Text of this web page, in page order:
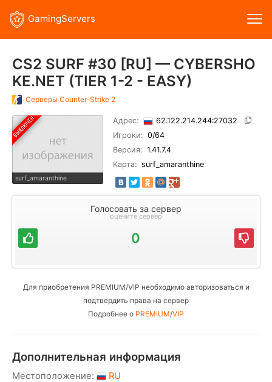
GamingServers
CS2 SURF #30 [RU] — CYBERSHO
KE.NET (TIER 1-2 - EASY)
Серверы Counter-Strike 2
surf_amaranthine
Адрес:
62.122.214.244:27032
Игроки: 0/64
Версия: 1.41.7.4
Карта: surf_amaranthine
Голосовать за сервер
оцените сервер
0
Для приобретения PREMIUM/VIP необходимо авторизоваться и
подтвердить права на сервер
Подробнее о PREMIUM/VIP
Дополнительная информация
Местоположение:
RU